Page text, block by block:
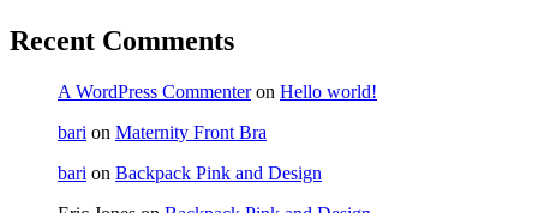
Recent Comments
A WordPress Commenteron Hello world!
bari on Maternity Front Bra
bari on Backpack Pink and Design